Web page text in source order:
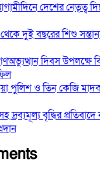
দেশের নেতৃত্ব
দুই বছরের শিশু
দিবস
পুলিশ ও তিন কেজি
দ্রব্যমূল্য বৃদ্ধির